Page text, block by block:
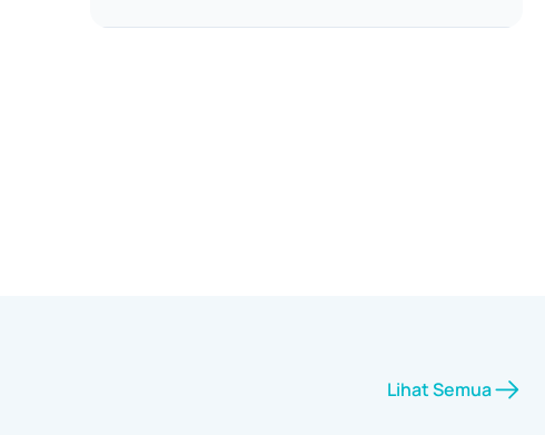
Lihat Semua